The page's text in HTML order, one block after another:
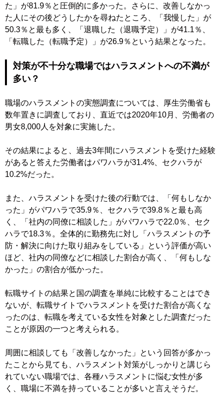
た」が81.9％と圧倒的に多かった。さらに、改善しなかっ
た人にその後どうしたかを尋ねたところ、「我慢した」が
50.3％と最も多く、「退職した（退職予定）」が41.1％、
「転職した（転職予定）」が26.9％という結果となった。
対策が不十分な職場ではハラスメントへの不満が
多い？
職場のハラスメントの実態調査については、厚生労働省も
数年置きに調査しており、直近では2020年10月、労働者の
男女8,000人を対象に実施した。
その結果によると、過去3年間にハラスメントを受けた経験
があると答えた労働者はパワハラが31.4%、セクハラが
10.2%だった。
また、ハラスメントを受けた後の行動では、「何もしなか
った」がパワハラで35.9％、セクハラで39.8％と最も高
く、「社内の同僚に相談した」がパワハラで22.0％、セク
ハラで18.3％。全体的に勤務先に対し「ハラスメントの予
防・解決に向けた取り組みをしている」という評価が高い
ほど、社内の同僚などに相談した割合が高く、「何もしな
かった」の割合が低かった。
転職サイトの結果と国の調査を単純に比較することはでき
ないが、転職サイトでハラスメントを受けた割合が高くな
ったのは、転職を考えている女性を対象とした調査だった
ことが原因の一つと考えられる。
周囲に相談しても「改善しなかった」という回答が多かっ
たことから見ても、ハラスメント対策がしっかりと講じら
れていない職場では、各種ハラスメントに悩む女性が多
く、職場に不満を持っていることが多いと言えそうだ。